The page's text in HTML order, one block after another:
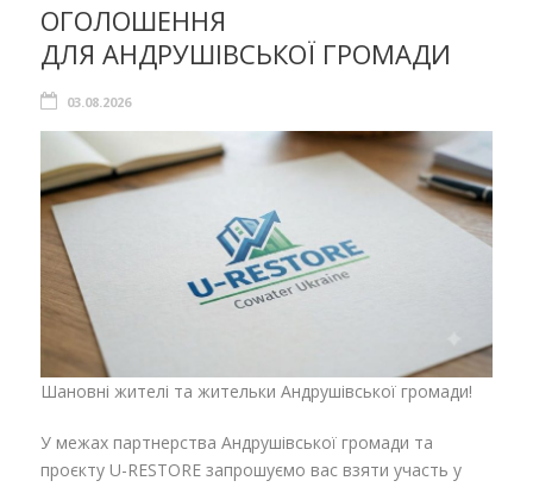
ОГОЛОШЕННЯ
ДЛЯ АНДРУШІВСЬКОЇ ГРОМАДИ
03.08.2026
Шановні жителі та жительки Андрушівської громади!
У межах партнерства Андрушівської громади та
проєкту U-RESTORE запрошуємо вас взяти участь у